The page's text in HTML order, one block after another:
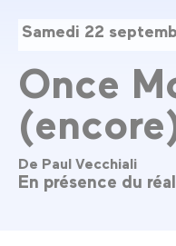
Samedi 22
Once
De Paul Vecchiali
En présence du